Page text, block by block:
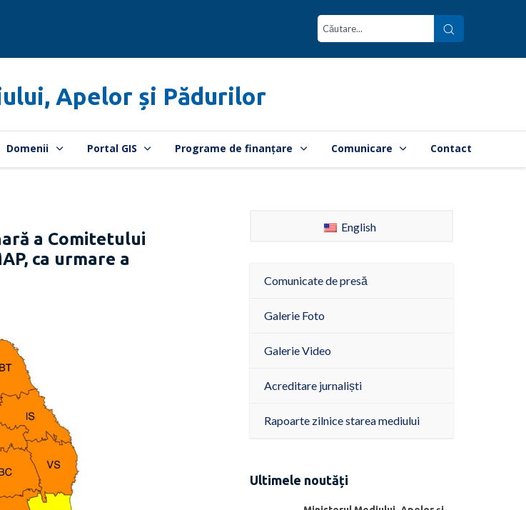
Apelor și Pădurilor
Domenii Portal GIS Programe de finanțare Comunicare Contact
a Comitetului
ca urmare a
English
Comunicate de presă
Galerie Foto
Galerie Video
Acreditare jurnaliști
Rapoarte zilnice starea mediului
Ultimele noutăți